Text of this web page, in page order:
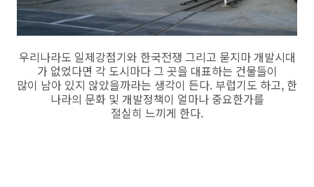
우리나라도 일제강점기와 한국전쟁 그리고 묻지마 개발시대
가 없었다면 각 도시마다 그 곳을 대표하는 건물들이
많이 남아 있지 않았을까라는 생각이 든다. 부럽기도 하고, 한
나라의 문화 및 개발정책이 얼마나 중요한가를
절실히 느끼게 한다.